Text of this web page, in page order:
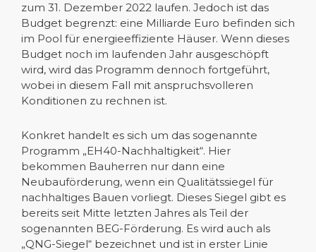
zum 31. Dezember 2022 laufen. Jedoch ist das
Budget begrenzt: eine Milliarde Euro befinden sich
im Pool für energieeffiziente Häuser. Wenn dieses
Budget noch im laufenden Jahr ausgeschöpft
wird, wird das Programm dennoch fortgeführt,
wobei in diesem Fall mit anspruchsvolleren
Konditionen zu rechnen ist.
Konkret handelt es sich um das sogenannte
Programm „EH40-Nachhaltigkeit“. Hier
bekommen Bauherren nur dann eine
Neubauförderung, wenn ein Qualitätssiegel für
nachhaltiges Bauen vorliegt. Dieses Siegel gibt es
bereits seit Mitte letzten Jahres als Teil der
sogenannten BEG-Förderung. Es wird auch als
„QNG-Siegel“ bezeichnet und ist in erster Linie